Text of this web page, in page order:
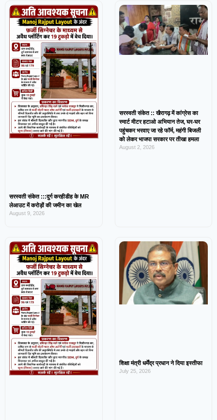
सरस्वती संकेत :::दुर्ग करहीडीह के MR
लेआउट में करोड़ों की जमीन का खेल
August 9, 2026
सरस्वती संकेत :: खैरागढ़ में कांग्रेस का
स्मार्ट मीटर हटाओ अभियान तेज, घर-घर
पहुंचकर भरवाए जा रहे फॉर्म, महंगी बिजली
को लेकर भाजपा सरकार पर तीखा हमला
August 2, 2026
शिक्षा मंत्री धर्मेंद्र प्रधान ने दिया इस्तीफा
July 25, 2026